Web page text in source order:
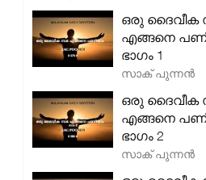
ഒരു ദൈവീക
എങ്ങനെ
ഭാഗം 1
സാക് പുന്നൻ
ഒരു ദൈവീക
എങ്ങനെ
ഭാഗം 2
സാക് പുന്നൻ